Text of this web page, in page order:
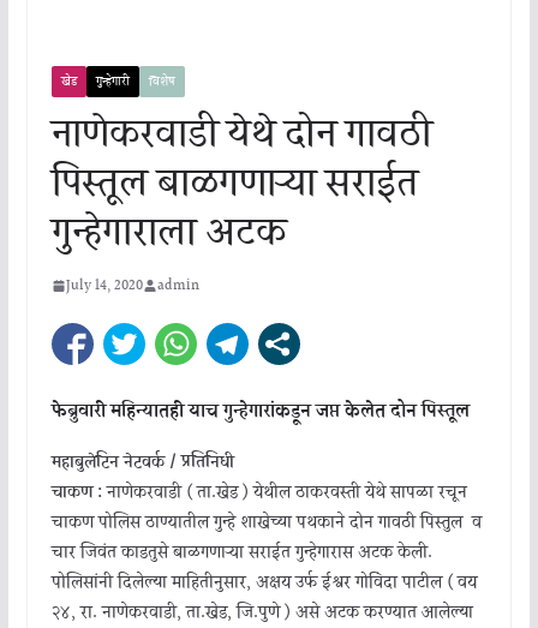
खेड गुन्हेगारी विशेष
नाणेकरवाडी येथे दोन गावठी
पिस्तूल बाळगणाऱ्या सराईत
गुन्हेगाराला अटक
July 14, 2020 admin
फेब्रुवारी महिन्यातही याच गुन्हेगारांकडून जप्त केलेत दोन पिस्तूल
महाबुलेटिन नेटवर्क / प्रतिनिधी
चाकण :नाणेकरवाडी ( ता.खेड ) येथील ठाकरवस्ती येथे सापळा रचून
चाकण पोलिस ठाण्यातील गुन्हे शाखेच्या पथकाने दोन गावठी पिस्तुल व
चार जिवंत काडतुसे बाळगणाऱ्या सराईत गुन्हेगारास अटक केली.
पोलिसांनी दिलेल्या माहितीनुसार, अक्षय उर्फ ईश्वर गोविंदा पाटील ( वय
२४, रा. नाणेकरवाडी, ता.खेड, जि.पुणे ) असे अटक करण्यात आलेल्या